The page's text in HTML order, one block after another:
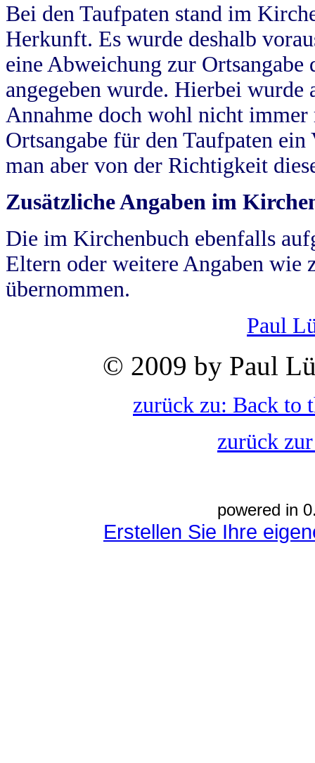
Bei den Taufpaten stand im
Herkunft. Es wurde deshalb
eine Abweichung zur
angegeben wurde. Hierbei wurde
Annahme doch wohl nicht
Ortsangabe für den Taufpaten
man aber von der Richtigkeit
Zusätzliche Angaben im
Die im Kirchenbuch ebenfalls
Eltern oder weitere Angaben wie
übernommen.
Paul
© 2009 by Paul
zurück zu: Back to
zurück
powered in
Erstellen Sie Ihre